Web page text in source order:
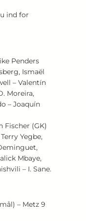
ind for
Penders
Ismaël
– Valentín
Moreira,
– Joaquín
Fischer (GK)
Yegbe,
Mbaye,
– I. Sane.
– Metz 9